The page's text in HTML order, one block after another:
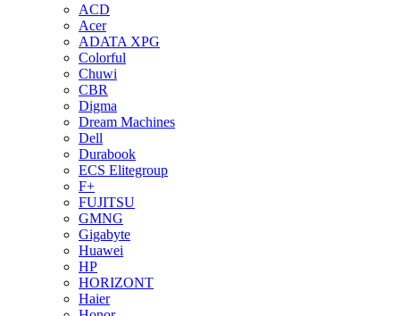
ACD
Acer
ADATA XPG
Colorful
Chuwi
CBR
Digma
Dream Machines
Dell
Durabook
ECS Elitegroup
F+
FUJITSU
GMNG
Gigabyte
Huawei
HP
HORIZONT
Haier